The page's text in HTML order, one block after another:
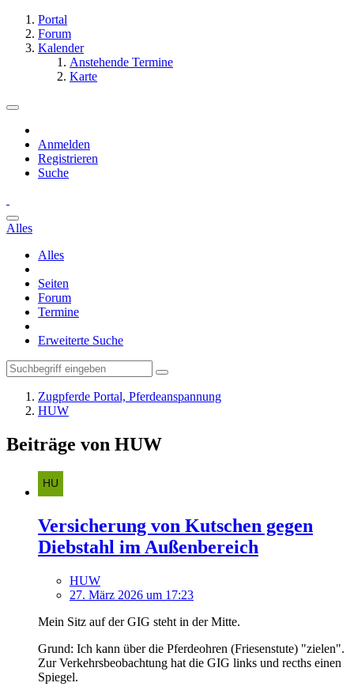
Portal
Forum
Kalender
Anstehende Termine
Karte
Anmelden
Registrieren
Suche
Alles
Alles
Seiten
Forum
Termine
Erweiterte Suche
Zugpferde Portal, Pferdeanspannung
HUW
Beiträge von HUW
Versicherung von Kutschen gegen
Diebstahl im Außenbereich
HUW
27. März 2026 um 17:23
Mein Sitz auf der GIG steht in der Mitte.
Grund: Ich kann über die Pferdeohren (Friesenstute) "zielen".
Zur Verkehrsbeobachtung hat die GIG links und recths einen
Spiegel.